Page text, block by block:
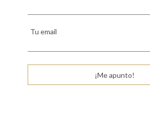
Tu email
¡Me apunto!